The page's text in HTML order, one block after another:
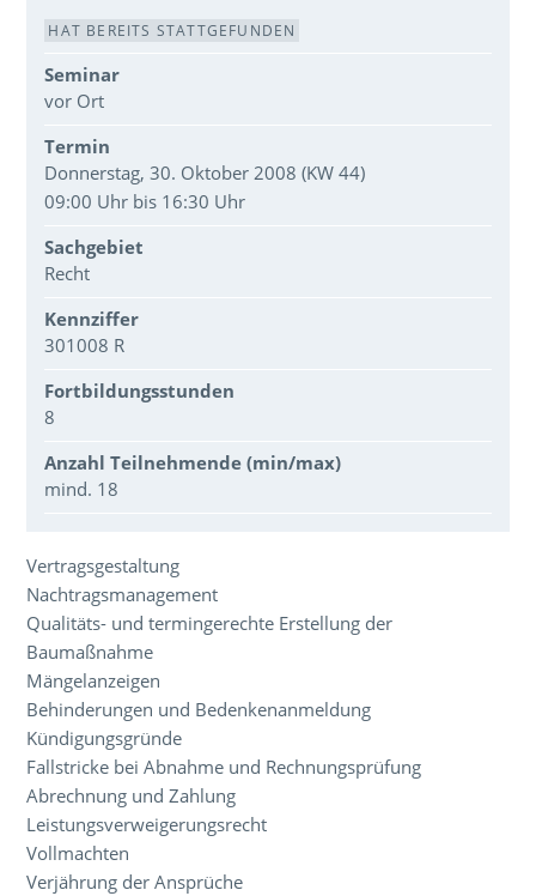
Veranstaltungsdaten
HAT BEREITS STATTGEFUNDEN
Seminar
vor Ort
Termin
Donnerstag, 30. Oktober 2008 (KW 44)
09:00 Uhr bis 16:30 Uhr
Sachgebiet
Recht
Kennziffer
301008 R
Fortbildungsstunden
8
Anzahl Teilnehmende (min/max)
mind. 18
Über den Inhalt der Veranstaltung
Vertragsgestaltung
Nachtragsmanagement
Qualitäts- und termingerechte Erstellung der
Baumaßnahme
Mängelanzeigen
Behinderungen und Bedenkenanmeldung
Kündigungsgründe
Fallstricke bei Abnahme und Rechnungsprüfung
Abrechnung und Zahlung
Leistungsverweigerungsrecht
Vollmachten
Verjährung der Ansprüche